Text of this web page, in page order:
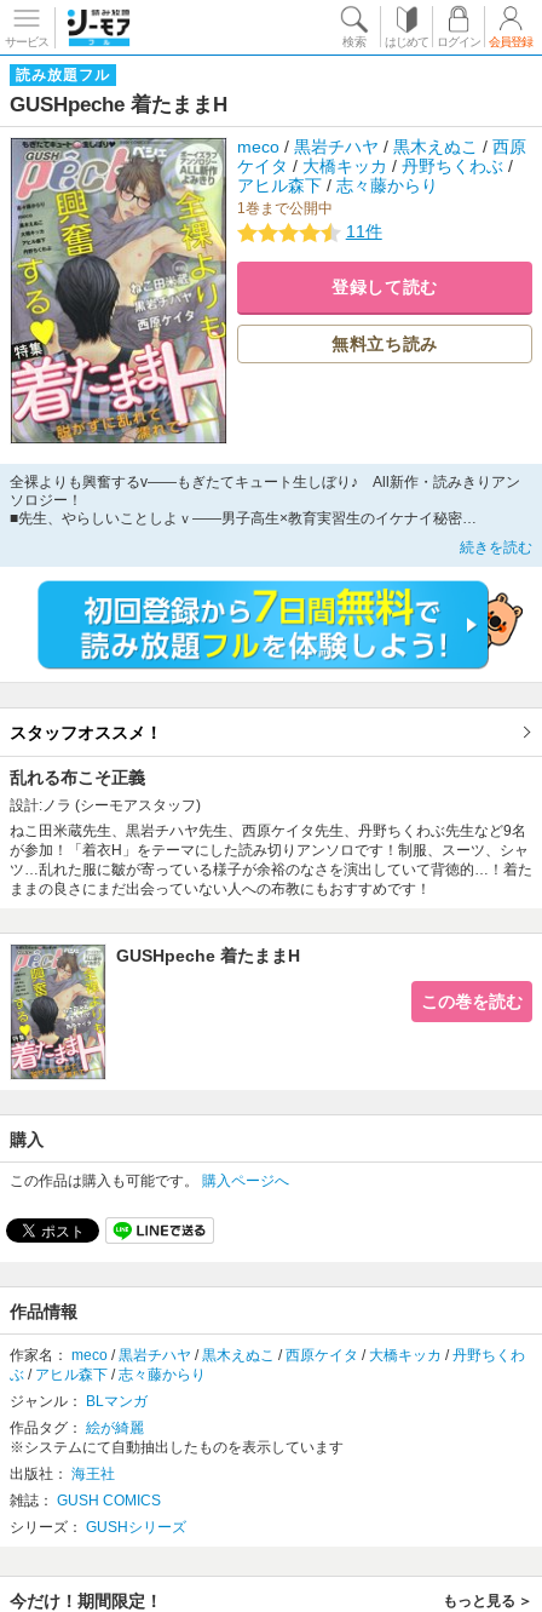
サービス 検索 はじめて ログイン 会員登録
読み放題フル
GUSHpeche 着たままH
meco / 黒岩チハヤ / 黒木えぬこ / 西原
ケイタ / 大橋キッカ / 丹野ちくわぶ /
アヒル森下 / 志々藤からり
1巻まで公開中
11件
登録して読む
無料立ち読み
全裸よりも興奮するv――もぎたてキュート生しぼり♪ All新作・読みきりアン
ソロジー！
■先生、やらしいことしよｖ――男子高生×教育実習生のイケナイ秘密
■俺を好きだと言う親友にいつだってうまく言いくるめられちゃうんだけど…
■実はボコられるのが快感のドMヤンキーが、後輩にその秘密を知られてしまっ
■ナルシストなキラキラくん×頑張り屋なクールくんのアイドルユニットラブ☆
他、脱がずに乱れて濡れて――「着たままH」特集！
続きを読む
スタッフオススメ！
乱れる布こそ正義
設計:ノラ (シーモアスタッフ)
ねこ田米蔵先生、黒岩チハヤ先生、西原ケイタ先生、丹野ちくわぶ先生など9名
が参加！「着衣H」をテーマにした読み切りアンソロです！制服、スーツ、シャ
ツ…乱れた服に皺が寄っている様子が余裕のなさを演出していて背徳的…！着た
ままの良さにまだ出会っていない人への布教にもおすすめです！
GUSHpeche 着たままH
この巻を読む
購入
この作品は購入も可能です。 購入ページへ
作品情報
作家名： meco /黒岩チハヤ /黒木えぬこ /西原ケイタ /大橋キッカ /丹野ちくわ
ぶ / アヒル森下 /志々藤からり
ジャンル： BLマンガ
作品タグ： 絵が綺麗
※システムにて自動抽出したものを表示しています
出版社： 海王社
雑誌： GUSH COMICS
シリーズ： GUSHシリーズ
今だけ！期間限定！ もっと見る